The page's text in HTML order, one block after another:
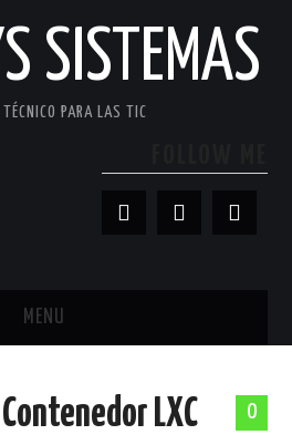
SISTEMAS
TÉCNICO PARA LAS TIC
MENU
0
LXC